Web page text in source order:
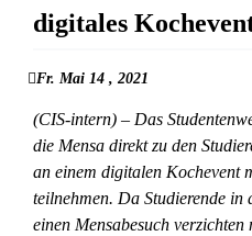
digitales
Fr. Mai 14 , 2021
(CIS-intern) – Das
die Mensa direkt zu den
an einem digitalen Kochevent
teilnehmen. Da Studierende in
einen Mensabesuch